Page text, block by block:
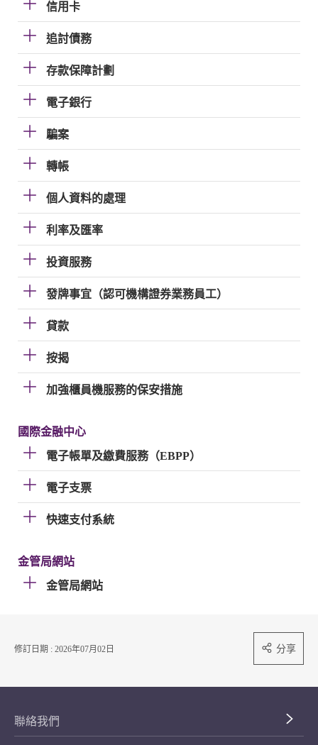
信用卡
追討債務
存款保障計劃
電子銀行
騙案
轉帳
個人資料的處理
利率及匯率
投資服務
發牌事宜（認可機構證券業務員工）
貸款
按揭
加強櫃員機服務的保安措施
國際金融中心
電子帳單及繳費服務（EBPP）
電子支票
快速支付系統
金管局網站
金管局網站
修訂日期 : 2026年07月02日 分享
聯絡我們